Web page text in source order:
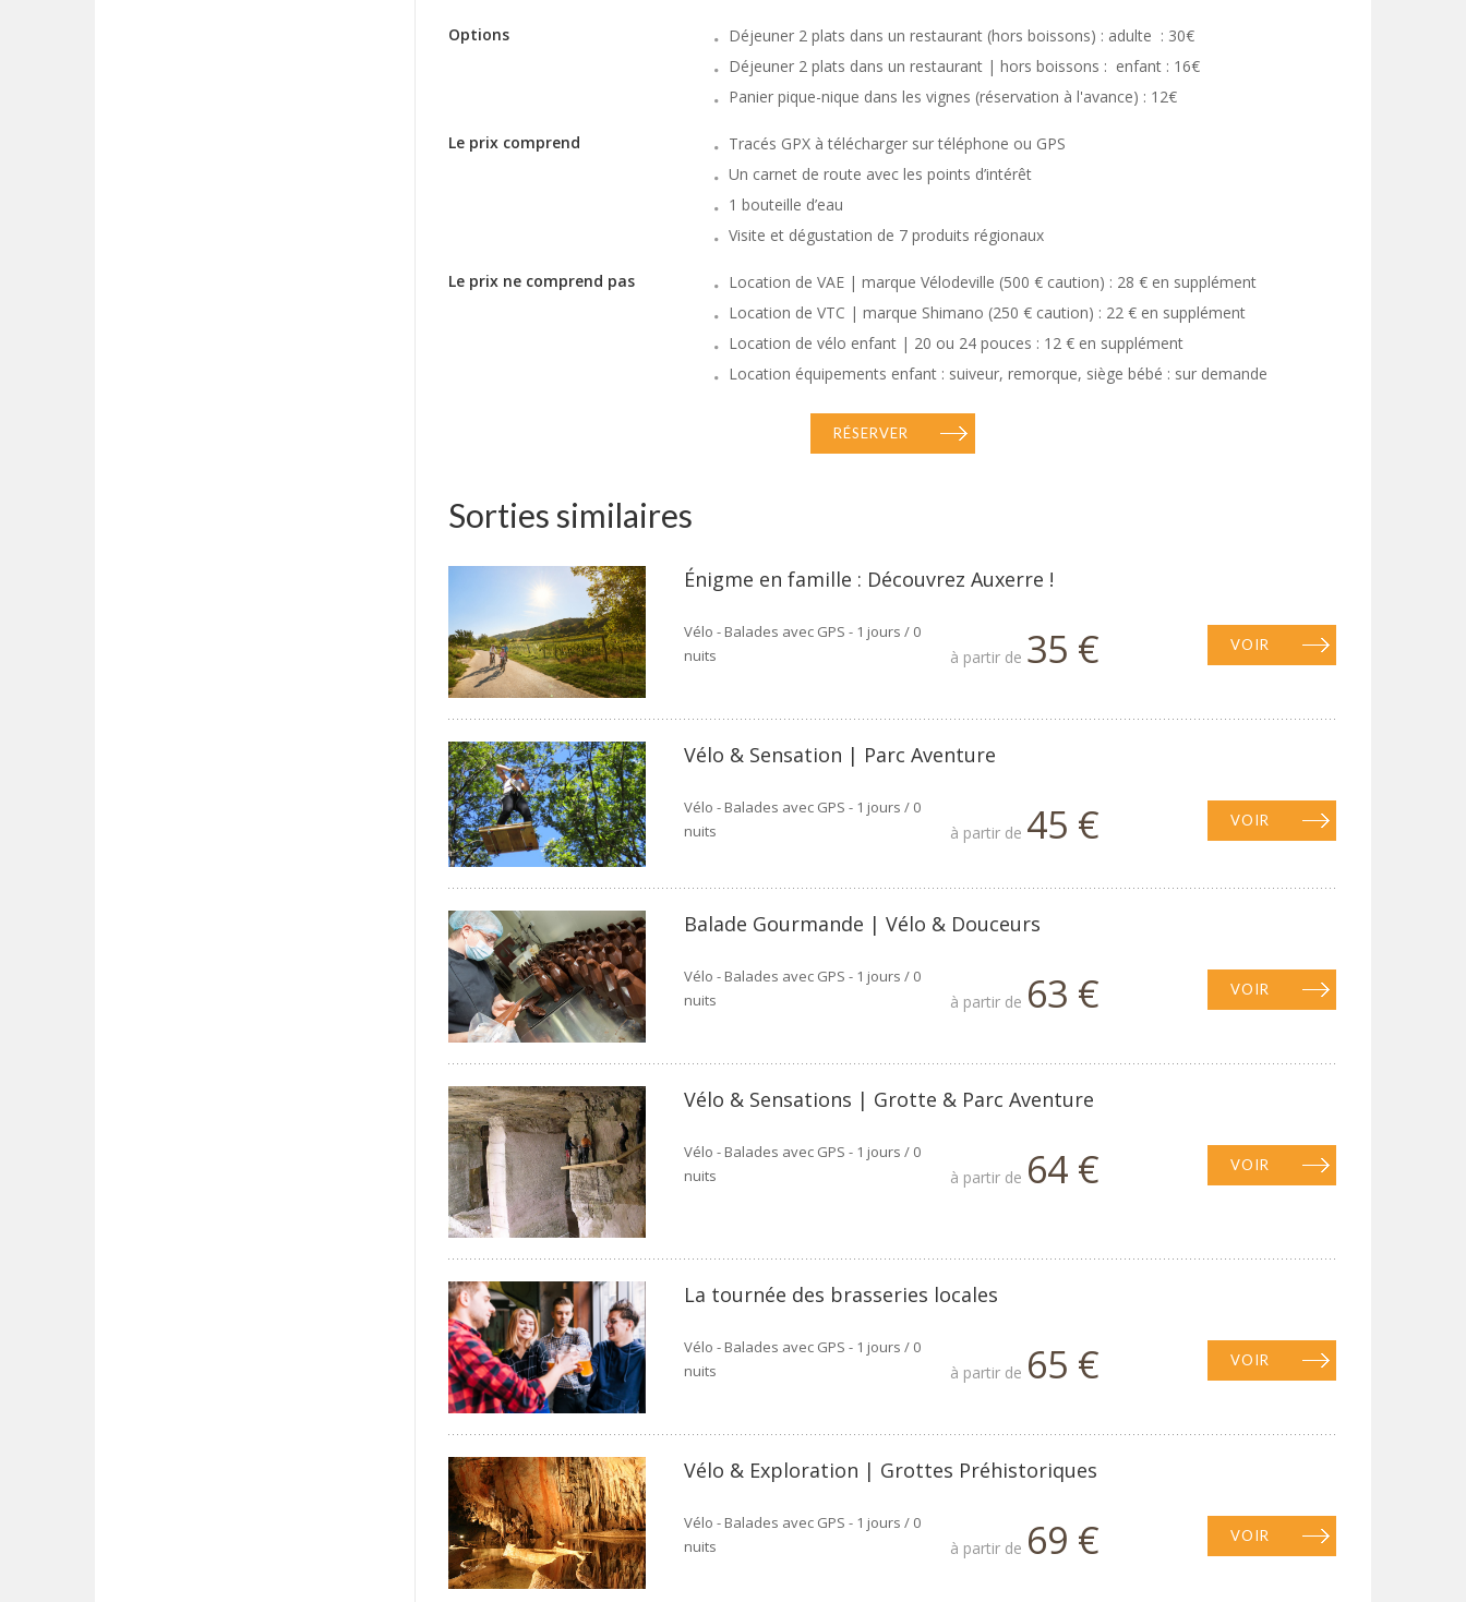
Options
Déjeuner 2 plats dans un restaurant (hors boissons) : adulte : 30€
Déjeuner 2 plats dans un restaurant | hors boissons : enfant : 16€
Panier pique-nique dans les vignes (réservation à l'avance) : 12€
Le prix comprend
Tracés GPX à télécharger sur téléphone ou GPS
Un carnet de route avec les points d’intérêt
1 bouteille d’eau
Visite et dégustation de 7 produits régionaux
Le prix ne comprend pas
Location de VAE | marque Vélodeville (500 € caution) : 28 € en supplément
Location de VTC | marque Shimano (250 € caution) : 22 € en supplément
Location de vélo enfant | 20 ou 24 pouces : 12 € en supplément
Location équipements enfant : suiveur, remorque, siège bébé : sur demande
RÉSERVER
Sorties similaires
Énigme en famille : Découvrez Auxerre !
Vélo - Balades avec GPS - 1 jours / 0
nuits
à partir de 35 € VOIR
Vélo & Sensation | Parc Aventure
Vélo - Balades avec GPS - 1 jours / 0
nuits
à partir de 45 € VOIR
Balade Gourmande | Vélo & Douceurs
Vélo - Balades avec GPS - 1 jours / 0
nuits
à partir de 63 € VOIR
Vélo & Sensations | Grotte & Parc Aventure
Vélo - Balades avec GPS - 1 jours / 0
nuits
à partir de 64 € VOIR
La tournée des brasseries locales
Vélo - Balades avec GPS - 1 jours / 0
nuits
à partir de 65 € VOIR
Vélo & Exploration | Grottes Préhistoriques
Vélo - Balades avec GPS - 1 jours / 0
nuits
à partir de 69 € VOIR